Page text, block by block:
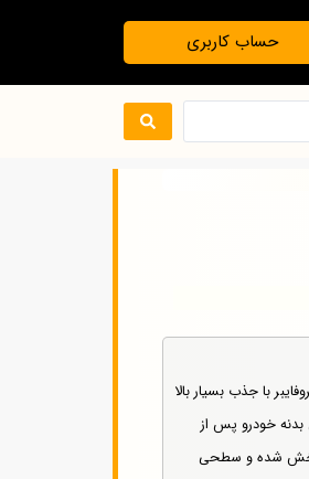
حساب کاربری
میکروفایبر با جذب بسیار بالا
بدنه خودرو پس از
و خش شده و سطحی